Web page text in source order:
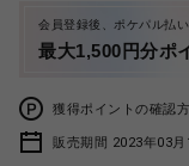
会員登録後、ポケパル払
最大1,500円分ポ
獲得ポイントの確認
販売期間 2023年03